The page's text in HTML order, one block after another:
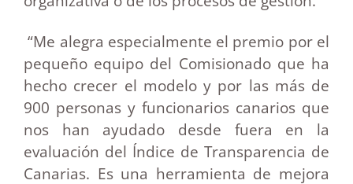
“Me alegra especialmente el premio por el
pequeño equipo del Comisionado que ha
hecho crecer el modelo y por las más de
900 personas y funcionarios canarios que
nos han ayudado desde fuera en la
evaluación del Índice de Transparencia de
Canarias. Es una herramienta de mejora